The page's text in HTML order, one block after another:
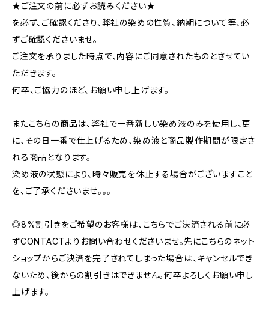
★ご注文の前に必ずお読みください★
を必ず、ご確認くださり、弊社の染めの性質、納期について等、必
ずご確認くださいませ。
ご注文を承りました時点で、内容にご同意されたものとさせてい
ただきます。
何卒、ご協力のほど、お願い申し上げます。
またこちらの商品は、弊社で一番新しい染め液のみを使用し、更
に、その日一番で仕上げるため、染め液と商品製作期間が限定さ
れる商品となります。
染め液の状態により、時々販売を休止する場合がございますこと
を、ご了承くださいませ。。。
◎8%割引きをご希望のお客様は、こちらでご決済される前に必
ずCONTACTよりお問い合わせくださいませ。先にこちらのネット
ショップからご決済を完了されてしまった場合は、キャンセルでき
ないため、後からの割引きはできません。何卒よろしくお願い申し
上げます。